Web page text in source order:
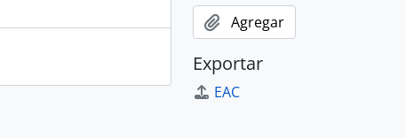
Agregar
Exportar
EAC